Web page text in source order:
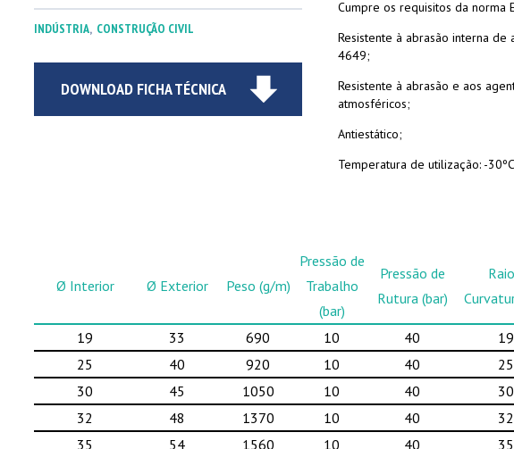
INDÚSTRIA, CONSTRUÇÃO CIVIL
DOWNLOAD FICHA TÉCNICA
Cumpre os requisitos da norma
Resistente à abrasão interna de
4649;
Resistente à abrasão e aos
atmosféricos;
Antiestático;
Temperatura de utilização: -
Ø Interior Ø Exterior Peso (g/m)
Pressão de
Trabalho
(bar)
Pressão de
Rutura (bar)
19 33 690 10 40
25
40 920 10 40
30
45 1050 10 40
32
48 1370 10 40
35
54 1560 10 40